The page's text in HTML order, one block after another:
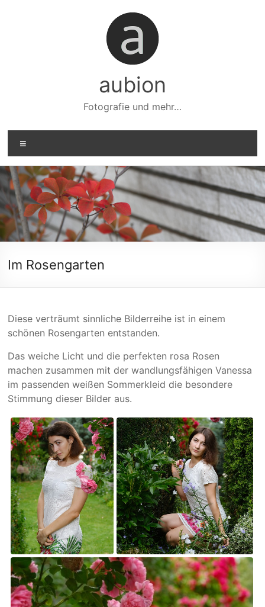
aubion
Fotografie und mehr…
Im Rosengarten
Diese verträumt sinnliche Bilderreihe ist in einem
schönen Rosengarten entstanden.
Das weiche Licht und die perfekten rosa Rosen
machen zusammen mit der wandlungsfähigen Vanessa
im passenden weißen Sommerkleid die besondere
Stimmung dieser Bilder aus.